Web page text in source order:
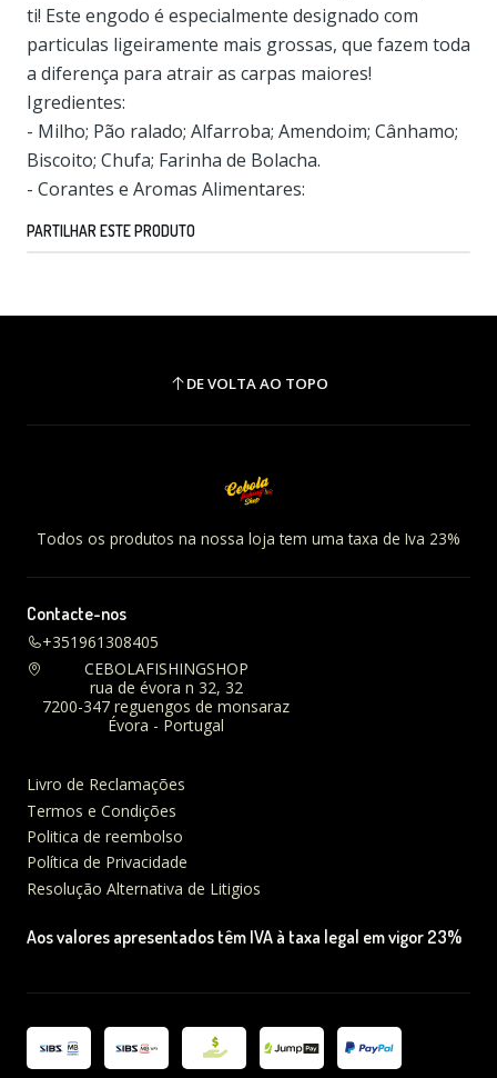
ti! Este engodo é especialmente designado com
particulas ligeiramente mais grossas, que fazem toda
a diferença para atrair as carpas maiores!
Igredientes:
- Milho; Pão ralado; Alfarroba; Amendoim; Cânhamo;
Biscoito; Chufa; Farinha de Bolacha.
- Corantes e Aromas Alimentares:
PARTILHAR ESTE PRODUTO
DE VOLTA AO TOPO
Todos os produtos na nossa loja tem uma taxa de Iva 23%
Contacte-nos
+351961308405
CEBOLAFISHINGSHOP
rua de évora n 32, 32
7200-347 reguengos de monsaraz
Évora - Portugal
Livro de Reclamações
Termos e Condições
Politica de reembolso
Política de Privacidade
Resolução Alternativa de Litigios
Aos valores apresentados têm IVA à taxa legal em vigor 23%